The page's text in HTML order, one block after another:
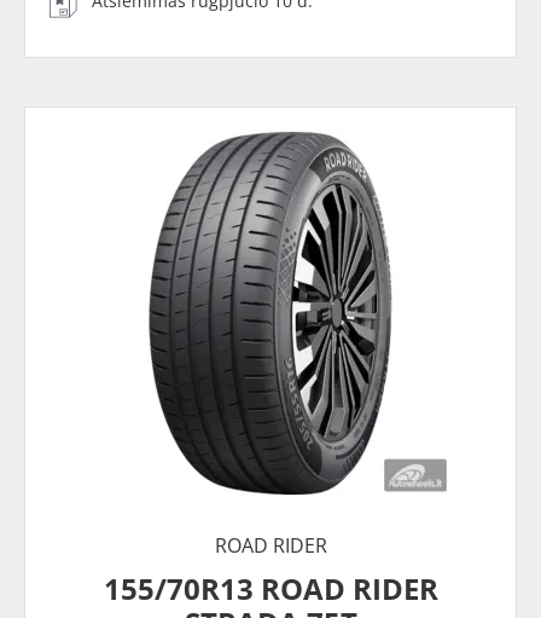
ROAD RIDER
155/70R13 ROAD RIDER